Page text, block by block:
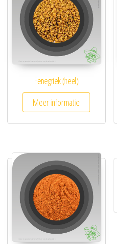
Fenegriek (heel)
Meer informatie